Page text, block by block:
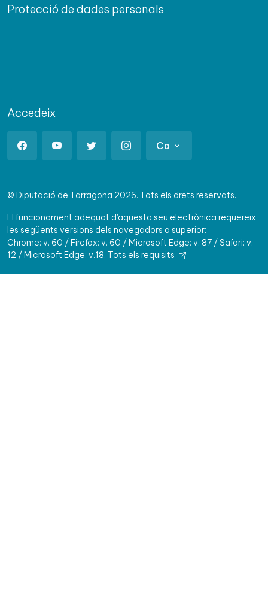
Protecció de dades personals
Accedeix
Ca
© Diputació de Tarragona 2026. Tots els drets reservats.
El funcionament adequat d'aquesta seu electrònica requereix
les següents versions dels navegadors o superior:
Chrome: v. 60 / Firefox: v. 60 / Microsoft Edge: v. 87 / Safari: v.
12 / Microsoft Edge: v.18. Tots els requisits